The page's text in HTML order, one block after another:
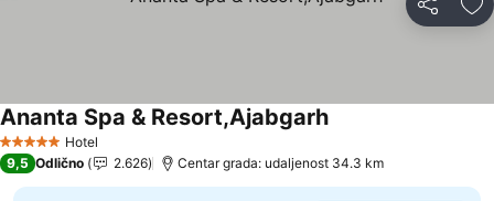
Deli
5 ZvezdiceHotel
Ananta Spa & Resort,Ajabgarh
9,5 Odlično 2.626 Centar grada: udaljenost 34.3 km